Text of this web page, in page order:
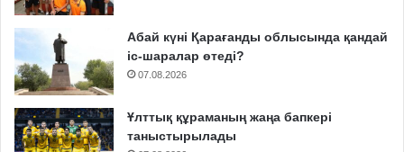
Абай күні Қарағанды облысында қандай
іс-шаралар өтеді?
07.08.2026
Ұлттық құраманың жаңа бапкері
таныстырылады